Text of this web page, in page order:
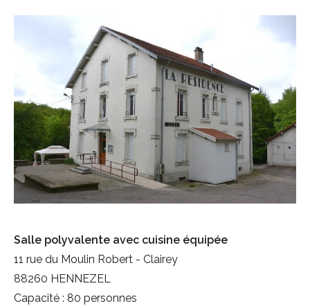
Salle polyvalente avec cuisine équipée
11 rue du Moulin Robert - Clairey
88260 HENNEZEL
Capacité : 80 personnes
Louer une salle municipale
Cimetière communal
Les arrêtés
La Borne du Serment de Koufra